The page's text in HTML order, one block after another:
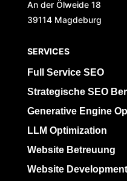
An der Ölweide 18
39114 Magdeburg
SERVICES
Full Service SEO
Strategische SEO
Generative Engine
LLM Optimization
Website Betreuung
Website Development